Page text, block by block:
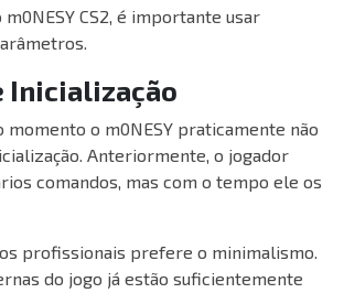
CS2, é importante usar
Inicialização
momento o m0NESY praticamente não
Anteriormente, o jogador
comandos, mas com o tempo ele os
profissionais prefere o minimalismo.
do jogo já estão suficientemente